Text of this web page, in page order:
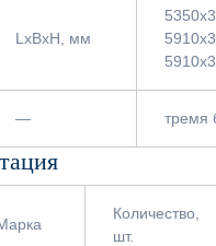
LxBxH, мм
— тремя
Количество,
шт.